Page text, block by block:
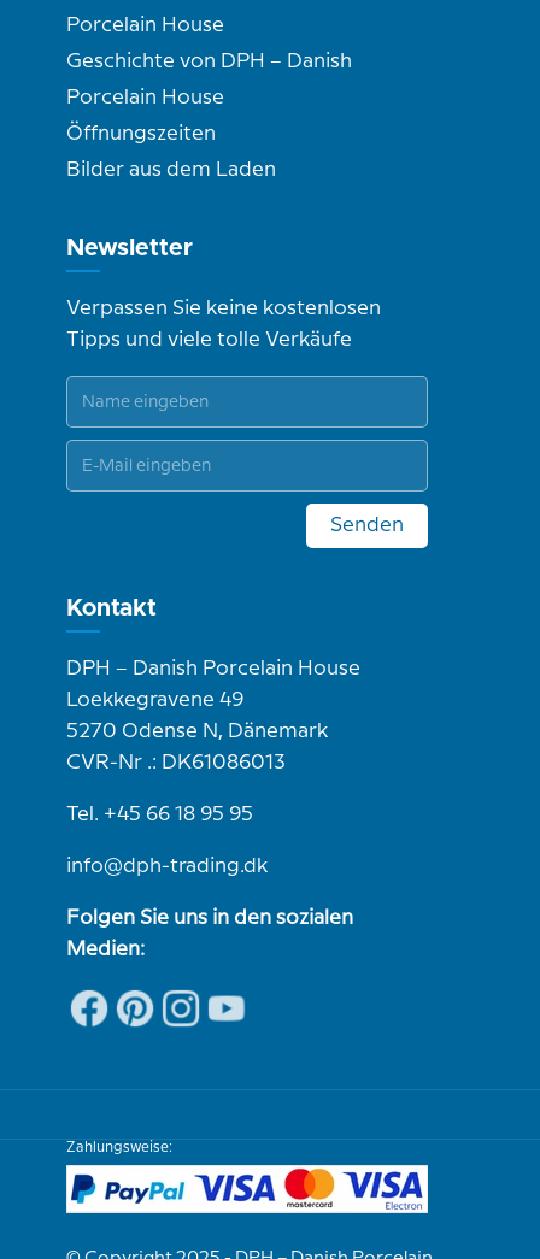
Porcelain House
Geschichte von DPH – Danish
Porcelain House
Öffnungszeiten
Bilder aus dem Laden
Newsletter
Verpassen Sie keine kostenlosen
Tipps und viele tolle Verkäufe
Senden
Kontakt
DPH – Danish Porcelain House
Loekkegravene 49
5270 Odense N, Dänemark
CVR-Nr .: DK61086013
Tel. +45 66 18 95 95
info@dph-trading.dk
Folgen Sie uns in den sozialen
Medien:
Zahlungsweise: